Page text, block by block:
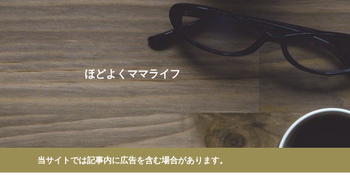
ほどよくママライフ
当サイトでは記事内に広告を含む場合があります。